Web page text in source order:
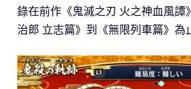
錄在前作《鬼滅之刃 火之神血風譚
治郎 立志篇》到《無限列車篇》為